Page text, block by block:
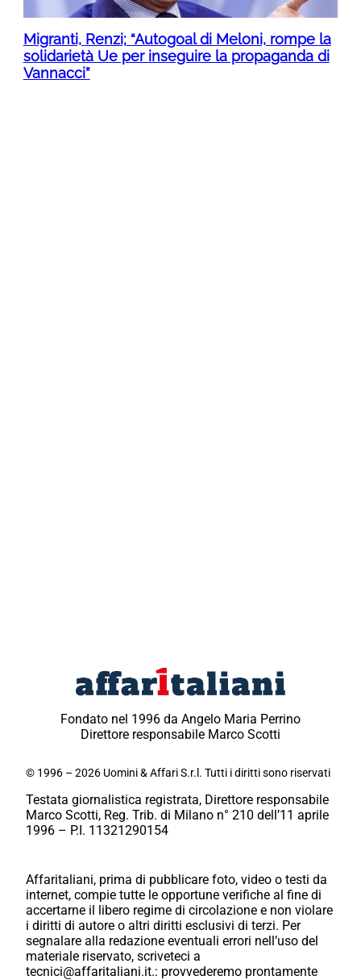
Migranti, Renzi; “Autogoal di Meloni, rompe la
solidarietà Ue per inseguire la propaganda di
Vannacci”
Fondato nel 1996 da Angelo Maria Perrino
Direttore responsabile Marco Scotti
© 1996 – 2026 Uomini & Affari S.r.l. Tutti i diritti sono riservati
Testata giornalistica registrata, Direttore responsabile
Marco Scotti, Reg. Trib. di Milano n° 210 dell’11 aprile
1996 – P.I. 11321290154
Affaritaliani, prima di pubblicare foto, video o testi da
internet, compie tutte le opportune verifiche al fine di
accertarne il libero regime di circolazione e non violare
i diritti di autore o altri diritti esclusivi di terzi. Per
segnalare alla redazione eventuali errori nell’uso del
materiale riservato, scriveteci a
tecnici@affaritaliani.it.: provvederemo prontamente